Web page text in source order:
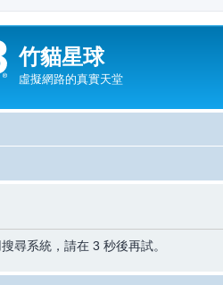
竹貓星球
虛擬網路的真實天堂
尋系統，請在 3 秒後再試。